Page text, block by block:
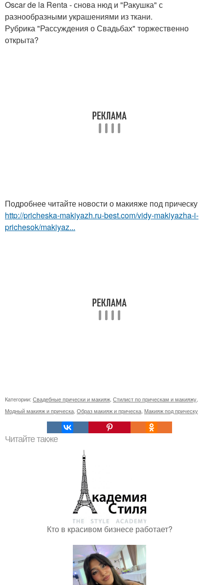
Oscar de la Renta - снова нюд и "Ракушка" с
разнообразными украшениями из ткани.
Рубрика "Рассуждения о Свадьбах" торжественно
открыта?
Подробнее читайте новости о макияже под прическу
http://pricheska-makiyazh.ru-best.com/vidy-makiyazha-i-
prichesok/makiyaz...
Категории: Свадебные прически и макияж Стилист по прическам и макияжу
Модный макияж и прическа Образ макияж и прическа Макияж под прическу
Читайте также
Кто в красивом бизнесе работает?